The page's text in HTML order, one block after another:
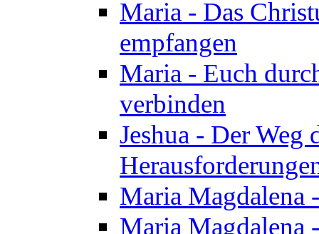
Maria - Das
empfangen
Maria - Euch
verbinden
Jeshua - Der Weg
Maria Magdalena
Maria Magdalena